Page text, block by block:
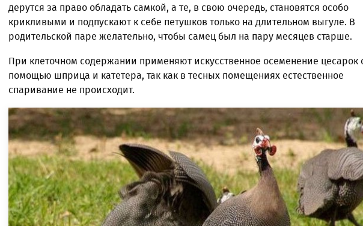
дерутся за право обладать самкой, а те, в свою очередь, становятся особо
крикливыми и подпускают к себе петушков только на длительном выгуле. В
родительской паре желательно, чтобы самец был на пару месяцев старше.
При клеточном содержании применяют искусственное осеменение цесарок
помощью шприца и катетера, так как в тесных помещениях естественное
спаривание не происходит.